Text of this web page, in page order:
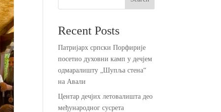
Recent Posts
Патријарх српски Порфирије
посетио духовни камп у дечјем
одмаралишту „Шупља стена“
на Авали
Центар дечјих летовалишта део
међународног сусрета